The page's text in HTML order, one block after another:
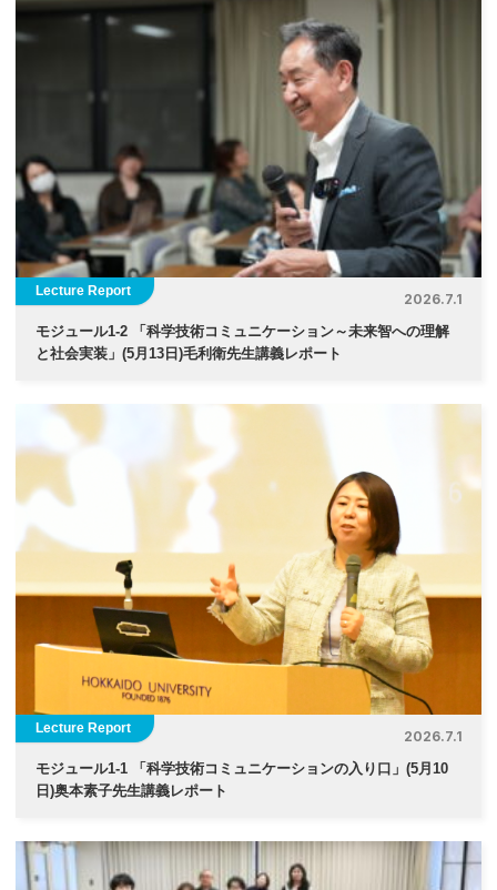
Lecture Report
2026.7.1
モジュール1-2 「科学技術コミュニケーション～未来智への理解
と社会実装」(5月13日)毛利衛先生講義レポート
Lecture Report
2026.7.1
モジュール1-1 「科学技術コミュニケーションの入り口」(5月10
日)奥本素子先生講義レポート